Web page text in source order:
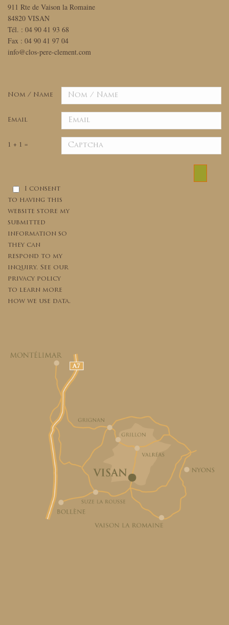
911 Rte de Vaison la Romaine
84820 VISAN
Tél. : 04 90 41 93 68
Fax : 04 90 41 97 04
info@clos-pere-clement.com
Nom / Name
Email
1 + 1 =
I consent
to having this
website store my
submitted
information so
they can
respond to my
inquiry. See our
privacy policy
to learn more
how we use data.